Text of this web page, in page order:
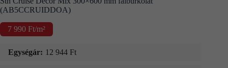
(AB5CCRUIDDOA)
7 990 Ft/m²
Egységár: 12 944 Ft